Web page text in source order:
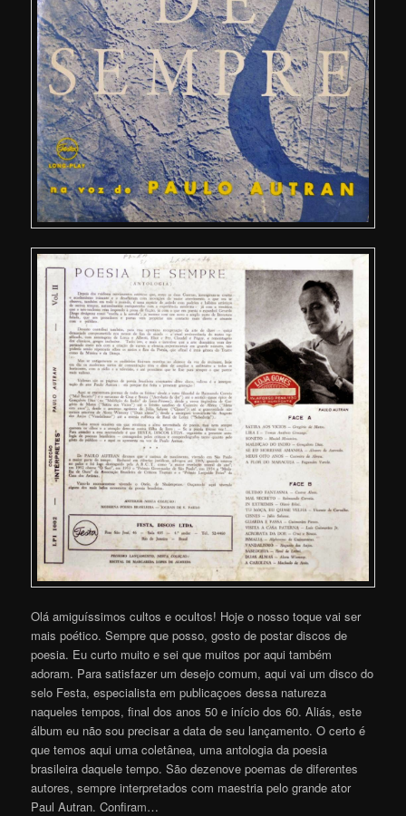
Olá amiguíssimos cultos e ocultos! Hoje o nosso toque vai ser
mais poético. Sempre que posso, gosto de postar discos de
poesia. Eu curto muito e sei que muitos por aqui também
adoram. Para satisfazer um desejo comum, aqui vai um disco do
selo Festa, especialista em publicaçoes dessa natureza
naqueles tempos, final dos anos 50 e início dos 60. Aliás, este
álbum eu não sou precisar a data de seu lançamento. O certo é
que temos aqui uma coletânea, uma antologia da poesia
brasileira daquele tempo. São dezenove poemas de diferentes
autores, sempre interpretados com maestria pelo grande ator
Paul Autran. Confiram…